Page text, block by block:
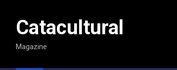
contenidoCatacultural
Magazine